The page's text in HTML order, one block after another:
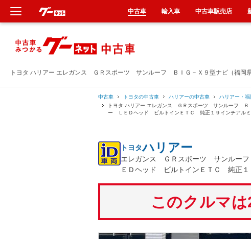
トヨタ ハリアー エレガンス ＧＲスポーツ サンルーフ ＢＩＧ－Ｘ９型ナビ（福岡
中古車 トヨタの中古車 ハリアーの中古車 ハリアー・
トヨタ ハリアー エレガンス ＧＲスポーツ サンルーフ
ー ＬＥＤヘッド ビルトインＥＴＣ 純正１９インチアル
トヨタハリアー
エレガンス ＧＲスポーツ サンルー
ＥＤヘッド ビルトインＥＴＣ 純正１
このクルマ
中古車 輸入車 中古車販売店
新車
中古車